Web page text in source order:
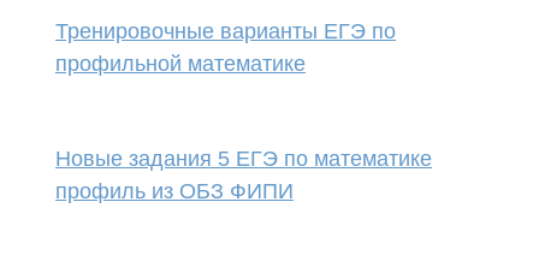
Тренировочные варианты ЕГЭ по
профильной математике
Новые задания 5 ЕГЭ по математике
профиль из ОБЗ ФИПИ